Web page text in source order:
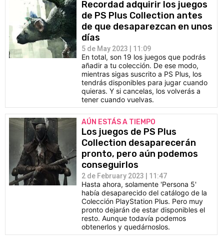
Recordad adquirir los juegos
de PS Plus Collection antes
de que desaparezcan en unos
días
5 de May 2023 | 11:09
En total, son 19 los juegos que podrás
añadir a tu colección. De ese modo,
mientras sigas suscrito a PS Plus, los
tendrás disponibles para jugar cuando
quieras. Y si cancelas, los volverás a
tener cuando vuelvas.
AÚN ESTÁS A TIEMPO
Los juegos de PS Plus
Collection desaparecerán
pronto, pero aún podemos
conseguirlos
2 de February 2023 | 11:47
Hasta ahora, solamente 'Persona 5'
había desaparecido del catálogo de la
Colección PlayStation Plus. Pero muy
pronto dejarán de estar disponibles el
resto. Aunque todavía podemos
obtenerlos y quedárnoslos.